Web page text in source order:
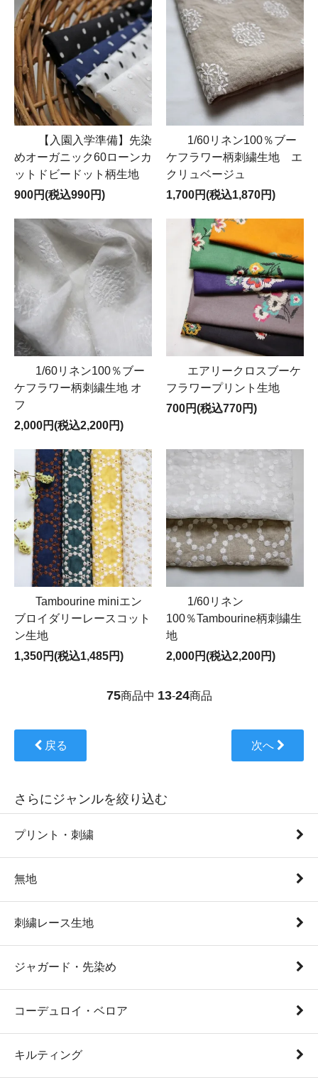
【入園入学準備】先染
めオーガニック60ローンカ
ットドビードット柄生地
900円(税込990円)
1/60リネン100％ブー
ケフラワー柄刺繍生地 エ
クリュベージュ
1,700円(税込1,870円)
1/60リネン100％ブー
ケフラワー柄刺繍生地 オ
フ
2,000円(税込2,200円)
エアリークロスブーケ
フラワープリント生地
700円(税込770円)
Tambourine miniエン
ブロイダリーレースコット
ン生地
1,350円(税込1,485円)
1/60リネン
100％Tambourine柄刺繍生
地
2,000円(税込2,200円)
75商品中 13-24商品
戻る 次へ
さらにジャンルを絞り込む
プリント・刺繍
無地
刺繍レース生地
ジャガード・先染め
コーデュロイ・ベロア
キルティング